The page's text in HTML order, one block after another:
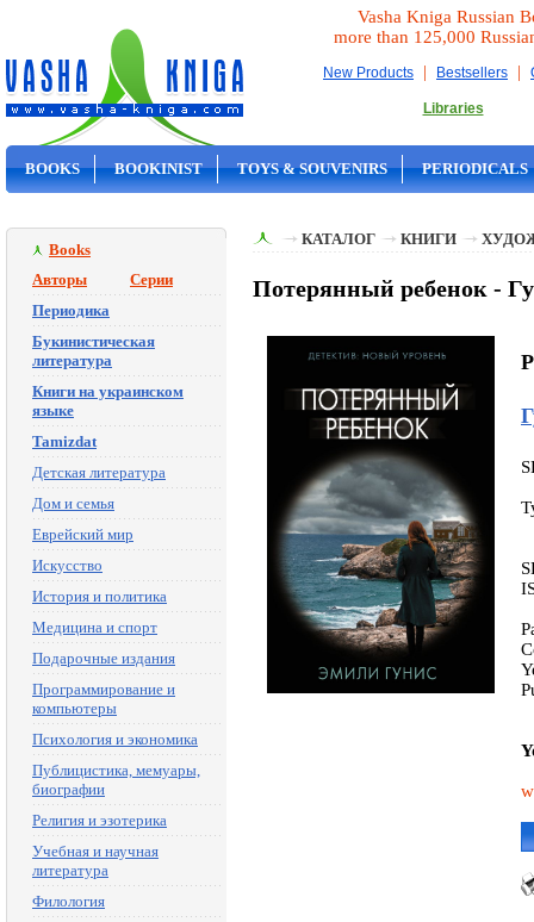
Vasha Kniga Russian
more than 125,000
New Products | Bestsellers |
Libraries
BOOKS BOOKINIST TOYS & SOUVENIRS PERIODICALS
Books
Авторы
Серии
Периодика
Букинистическая
литература
Книги на украинском
языке
Tamizdat
Детская литература
Дом и семья
Еврейский мир
Искусство
История и политика
Медицина и спорт
Подарочные издания
Программирование и
компьютеры
Психология и экономика
Публицистика, мемуары,
биографии
Религия и эзотерика
Учебная и научная
литература
Филология
КАТАЛОГ КНИГИ
Потерянный ребенок -